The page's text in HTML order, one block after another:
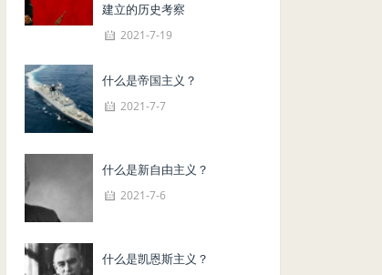
建立的历史考察
2021-7-19
什么是帝国主义？
2021-7-7
什么是新自由主义？
2021-7-6
什么是凯恩斯主义？